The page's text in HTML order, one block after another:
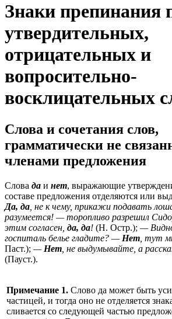
Знаки препинания
утвердительных,
отрицательных и
вопросительно-
восклицательных
Слова и сочетания слов,
грамматически не
членами предложения
Слова да и нет, выражающие
составе предложения отделяются или
Да, да , не к чему, прикажи подавать
разумеется! — торопливо разрешил
этим согласен, да, да! (Н. Остр.); —
госпиталь белье гладите? — Нет , тут
Паст.); — Нет , не выдумывайте, а
(Пауст.).
Примечание 1. Слово да может быть
частицей, и тогда оно не отделяется
сливается со следующей частью